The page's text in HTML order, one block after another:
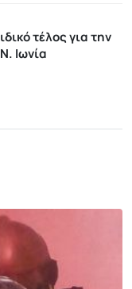
τέλος για την
Ιωνία